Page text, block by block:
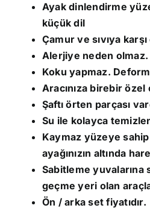
Ayak dinlendirme
küçük dil
Çamur ve sıvıya
Alerjiye neden olmaz.
Koku yapmaz.
Aracınıza birebir
Şaftı örten parçası
Su ile kolayca
Kaymaz yüzeye
ayağınızın altında
Sabitleme yuvalarına
geçme yeri olan
Ön / arka set fiyatıdır.